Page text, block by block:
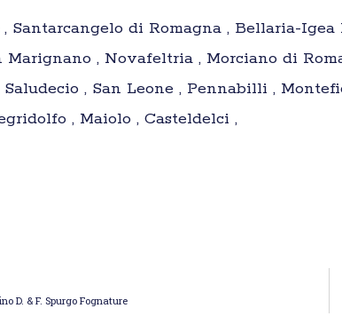
Santarcangelo di Romagna , Bellaria-
, Novafeltria , Morciano di
, San Leone , Pennabilli ,
, Maiolo , Casteldelci ,
D. & F. Spurgo Fognature